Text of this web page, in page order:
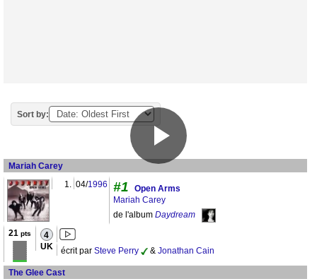
Sort by:
Mariah Carey
1. 04/1996 #1
Open Arms
Mariah Carey
de l'album Daydream
21 pts 4
UK écrit par Steve Perry & Jonathan Cain
The Glee Cast